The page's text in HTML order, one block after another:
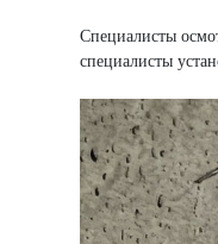
Специалисты
специалисты